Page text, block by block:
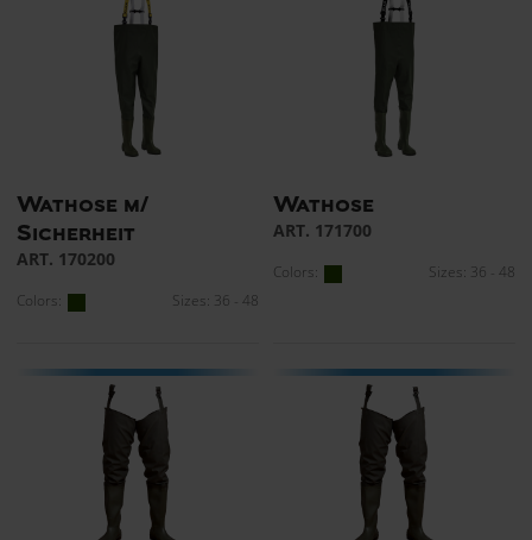
Wathose m/
Sicherheit
ART. 170200
Colors: Sizes: 36 - 48
Wathose
ART. 171700
Colors: Sizes: 36 - 48